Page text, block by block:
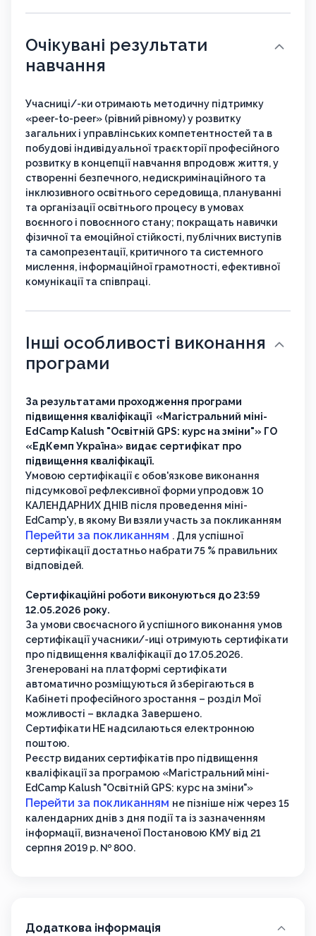
Очікувані результати
навчання
Учасниці/-ки отримають методичну підтримку
«peer-to-peer» (рівний рівному) у розвитку
загальних і управлінських компетентностей та в
побудові індивідуальної траєкторії професійного
розвитку в концепції навчання впродовж життя, у
створенні безпечного, недискримінаційного та
інклюзивного освітнього середовища, плануванні
та організації освітнього процесу в умовах
воєнного і повоєнного стану; покращать навички
фізичної та емоційної стійкості, публічних виступів
та самопрезентації, критичного та системного
мислення, інформаційної грамотності, ефективної
комунікації та співпраці.
Інші особливості виконання
програми
За результатами проходження програми
підвищення кваліфікації «Магістральний міні-
EdCamp Kalush "Освітній GPS: курс на зміни"» ГО
«ЕдКемп Україна» видає сертифікат про
підвищення кваліфікації.
Умовою сертифікації є обов'язкове виконання
підсумкової рефлексивної форми упродовж 10
КАЛЕНДАРНИХ ДНІВ після проведення міні-
EdCamp'у, в якому Ви взяли участь за покликанням
Перейти за покликанням . Для успішної
сертифікації достатньо набрати 75 % правильних
відповідей.
Сертифікаційні роботи виконуються до 23:59
12.05.2026 року.
За умови своєчасного й успішного виконання умов
сертифікації учасники/-иці отримують сертифікати
про підвищення кваліфікації до 17.05.2026.
Згенеровані на платформі сертифікати
автоматично розміщуються й зберігаються в
Кабінеті професійного зростання – розділ Мої
можливості – вкладка Завершено.
Сертифікати НЕ надсилаються електронною
поштою.
Реєстр виданих сертифікатів про підвищення
кваліфікації за програмою «Магістральний міні-
EdCamp Kalush "Освітній GPS: курс на зміни"»
Перейти за покликанням не пізніше ніж через 15
календарних днів з дня події та із зазначенням
інформації, визначеної Постановою КМУ від 21
серпня 2019 р. № 800.
Додаткова інформація